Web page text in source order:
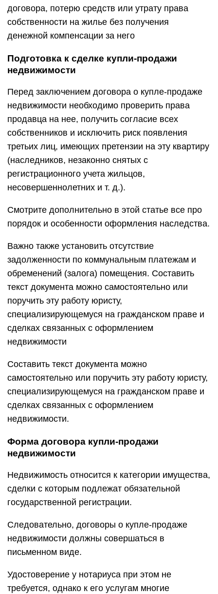
договора, потерю средств или утрату права
собственности на жилье без получения
денежной компенсации за него
Подготовка к сделке купли-продажи
недвижимости
Перед заключением договора о купле-продаже
недвижимости необходимо проверить права
продавца на нее, получить согласие всех
собственников и исключить риск появления
третьих лиц, имеющих претензии на эту квартиру
(наследников, незаконно снятых с
регистрационного учета жильцов,
несовершеннолетних и т. д.).
Смотрите дополнительно в этой статье все про
порядок и особенности оформления наследства.
Важно также установить отсутствие
задолженности по коммунальным платежам и
обременений (залога) помещения. Составить
текст документа можно самостоятельно или
поручить эту работу юристу,
специализирующемуся на гражданском праве и
сделках связанных с оформлением
недвижимости
Составить текст документа можно
самостоятельно или поручить эту работу юристу,
специализирующемуся на гражданском праве и
сделках связанных с оформлением
недвижимости.
Форма договора купли-продажи
недвижимости
Недвижимость относится к категории имущества,
сделки с которым подлежат обязательной
государственной регистрации.
Следовательно, договоры о купле-продаже
недвижимости должны совершаться в
письменном виде.
Удостоверение у нотариуса при этом не
требуется, однако к его услугам многие